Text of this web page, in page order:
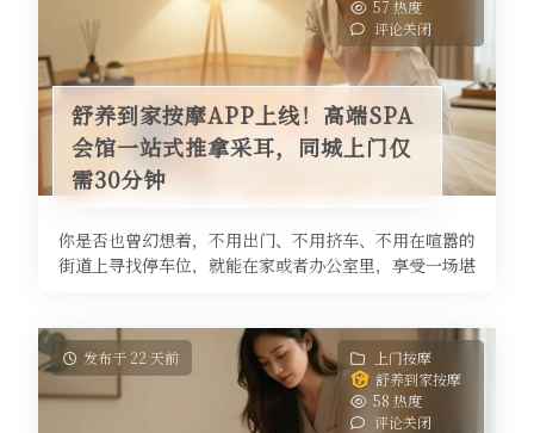
57 热度
评论关闭
舒养到家按摩APP上线！高端SPA
会馆一站式推拿采耳，同城上门仅
需30分钟
你是否也曾幻想着，不用出门、不用挤车、不用在喧嚣的
街道上寻找停车位，就能在家或者办公室里，享受一场堪
发布于 22 天前
上门按摩
舒养到家按摩
58 热度
评论关闭